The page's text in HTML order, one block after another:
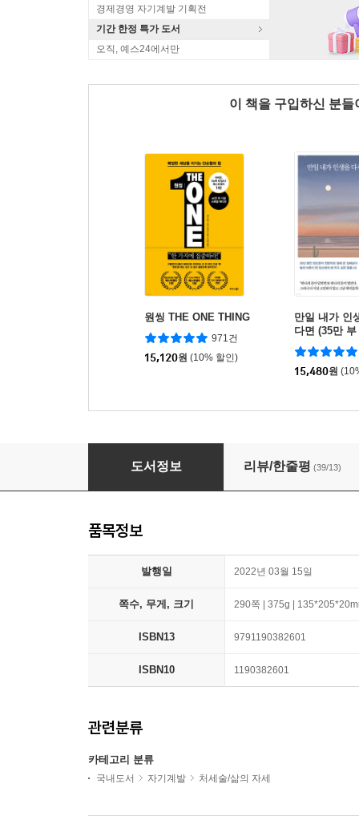
경제경영 자기계발 기획전
기간 한정 특가 도서
오직, 예스24에서만
이 책을 구입하신 분
원씽 THE ONE THING
971건
15,120원 (10% 할인)
만일 내가 인
다면 (35만
에디션)
15,480원
지금의 나로 충분하다
도서정보 리뷰/한줄평 (39/13)
품목정보
발행일 2022년 03월 15일
쪽수, 무게, 크기 290쪽 | 375g |
ISBN13 9791190382601
ISBN10 1190382601
관련분류
카테고리 분류
국내도서 자기계발 처세술/삶의 자세